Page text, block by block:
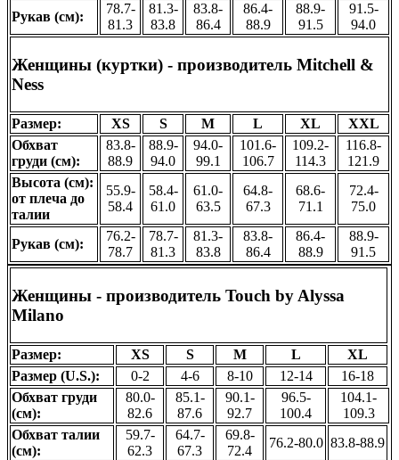
Рукав (см):
78.7-
81.3
81.3-
83.8
83.8-
86.4
86.4-
88.9
88.9-
91.5
91.5-
94.0
Женщины (куртки) - производитель Mitchell &
Ness
Размер: XS S M L XL
XXL
Обхват
груди (см):
83.8-
88.9
88.9-
94.0
94.0-
99.1
101.6-
106.7
109.2-
114.3
116.8-
121.9
Высота (см):
от плеча до
талии
55.9-
58.4
58.4-
61.0
61.0-
63.5
64.8-
67.3
68.6-
71.1
72.4-
75.0
Рукав (см):
76.2-
78.7
78.7-
81.3
81.3-
83.8
83.8-
86.4
86.4-
88.9
88.9-
91.5
Женщины - производитель Touch by Alyssa
Milano
Размер: XS S M L
XL
Размер (U.S.):
0-2 4-6 8-10 12-14
16-18
Обхват груди
(см):
80.0-
82.6
85.1-
87.6
90.1-
92.7
96.5-
100.4
104.1-
109.3
Обхват талии
(см):
59.7-
62.3
64.7-
67.3
69.8-
72.4
76.2-80.0 83.8-88.9